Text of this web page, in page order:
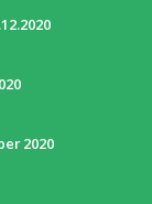
2020